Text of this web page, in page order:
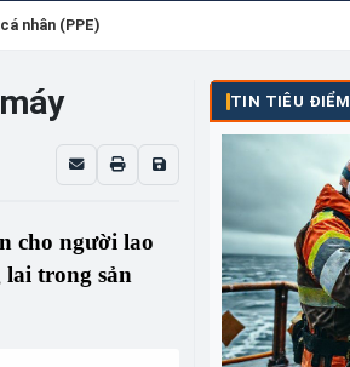
nhân (PPE)
cho người lao
trong sản
TIN TIÊU ĐIỂM